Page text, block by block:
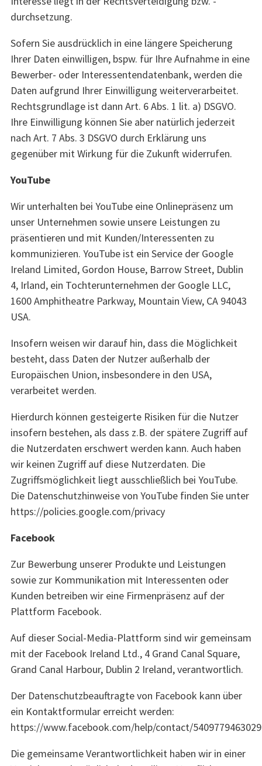
durchsetzung.
Sofern Sie ausdrücklich in eine längere Speicherung
Ihrer Daten einwilligen, bspw. für Ihre Aufnahme in eine
Bewerber- oder Interessentendatenbank, werden die
Daten aufgrund Ihrer Einwilligung weiterverarbeitet.
Rechtsgrundlage ist dann Art. 6 Abs. 1 lit. a) DSGVO.
Ihre Einwilligung können Sie aber natürlich jederzeit
nach Art. 7 Abs. 3 DSGVO durch Erklärung uns
gegenüber mit Wirkung für die Zukunft widerrufen.
YouTube
Wir unterhalten bei YouTube eine Onlinepräsenz um
unser Unternehmen sowie unsere Leistungen zu
präsentieren und mit Kunden/Interessenten zu
kommunizieren. YouTube ist ein Service der Google
Ireland Limited, Gordon House, Barrow Street, Dublin
4, Irland, ein Tochterunternehmen der Google LLC,
1600 Amphitheatre Parkway, Mountain View, CA 94043
USA.
Insofern weisen wir darauf hin, dass die Möglichkeit
besteht, dass Daten der Nutzer außerhalb der
Europäischen Union, insbesondere in den USA,
verarbeitet werden.
Hierdurch können gesteigerte Risiken für die Nutzer
insofern bestehen, als dass z.B. der spätere Zugriff auf
die Nutzerdaten erschwert werden kann. Auch haben
wir keinen Zugriff auf diese Nutzerdaten. Die
Zugriffsmöglichkeit liegt ausschließlich bei YouTube.
Die Datenschutzhinweise von YouTube finden Sie unter
https://policies.google.com/privacy
Facebook
Zur Bewerbung unserer Produkte und Leistungen
sowie zur Kommunikation mit Interessenten oder
Kunden betreiben wir eine Firmenpräsenz auf der
Plattform Facebook.
Auf dieser Social-Media-Plattform sind wir gemeinsam
mit der Facebook Ireland Ltd., 4 Grand Canal Square,
Grand Canal Harbour, Dublin 2 Ireland, verantwortlich.
Der Datenschutzbeauftragte von Facebook kann über
ein Kontaktformular erreicht werden:
https://www.facebook.com/help/contact/
Die gemeinsame Verantwortlichkeit haben wir in einer